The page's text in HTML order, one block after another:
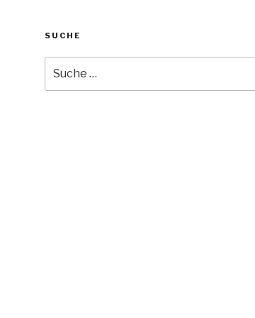
SUCHE
nach: